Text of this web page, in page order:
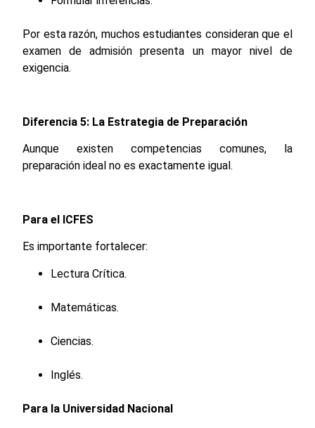
Por esta razón, muchos estudiantes consideran que el
examen de admisión presenta un mayor nivel de
exigencia.
Diferencia 5: La Estrategia de Preparación
Aunque existen competencias comunes, la
preparación ideal no es exactamente igual.
Para el ICFES
Es importante fortalecer:
Lectura Crítica.
Matemáticas.
Ciencias.
Inglés.
Para la Universidad Nacional